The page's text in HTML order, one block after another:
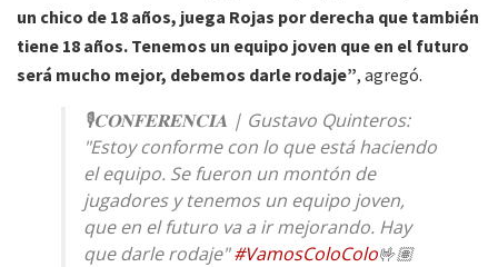
un chico de 18 años, juega Rojas por derecha que también
tiene 18 años. Tenemos un equipo joven que en el futuro
será mucho mejor, debemos darle rodaje”, agregó.
🎙️𝐂𝐎𝐍𝐅𝐄𝐑𝐄𝐍𝐂𝐈𝐀 | Gustavo Quinteros:
"Estoy conforme con lo que está haciendo
el equipo. Se fueron un montón de
jugadores y tenemos un equipo joven,
que en el futuro va a ir mejorando. Hay
que darle rodaje"#VamosColoColo🤟🏽